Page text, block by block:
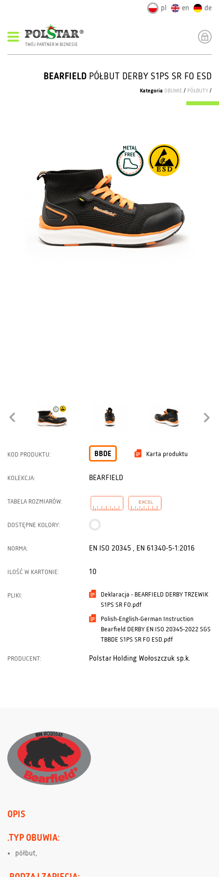
pl en de
TWÓJ PARTNER W BIZNESIE
BEARFIELD PÓŁBUT DERBY S1PS SR FO ESD
Kategoria OBUWIE / PÓŁBUTY /
KOD PRODUKTU: BBDE Karta produktu
KOLEKCJA: BEARFIELD
TABELA ROZMIARÓW:
DOSTĘPNE KOLORY:
NORMA: EN ISO 20345 , EN 61340-5-1:2016
ILOŚĆ W KARTONIE: 10
PLIKI:
Deklaracja - BEARFIELD DERBY TRZEWIK
S1PS SR FO.pdf
Polish-English-German Instruction
Bearfield DERBY EN ISO 20345-2022 SGS
TBBDE S1PS SR FO ESD.pdf
PRODUCENT: Polstar Holding Wołoszczuk sp.k.
OPIS
.TYP OBUWIA:
półbut,